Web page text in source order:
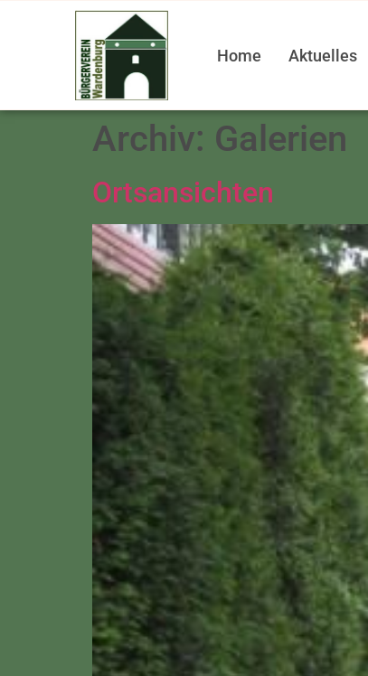
Home Aktuelles
Archiv: Galerien
Ortsansichten